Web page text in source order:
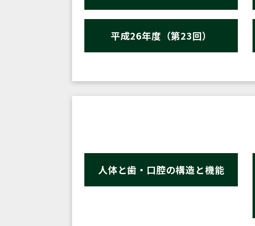
平成26年度（第23回）
人体と歯・口腔の構造と機能